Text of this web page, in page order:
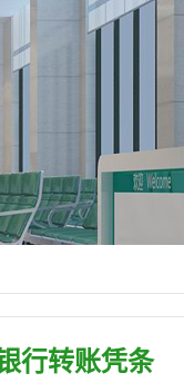
行转账凭条